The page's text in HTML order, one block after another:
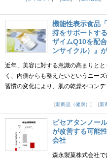
機能性表示食品
持をサポートす
ザイムQ10を配
ンサイクル）』
近年、美容に対する意識の高まりと
く、内側からも整えたいというニー
習慣の変化により、肌の乾燥やコン
新商品（健康）
新
ピセアタンノー
が改善する可能
会社
森永製菓株式会社